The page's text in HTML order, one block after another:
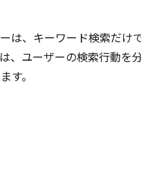
は、キーワード検索だけ
、ユーザーの検索行動を
す。